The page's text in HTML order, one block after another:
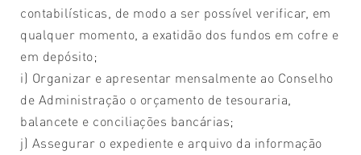
contabilísticas, de modo a ser possível verificar, em
qualquer momento, a exatidão dos fundos em cofre e
em depósito;
i) Organizar e apresentar mensalmente ao Conselho
de Administração o orçamento de tesouraria,
balancete e conciliações bancárias;
j) Assegurar o expediente e arquivo da informação